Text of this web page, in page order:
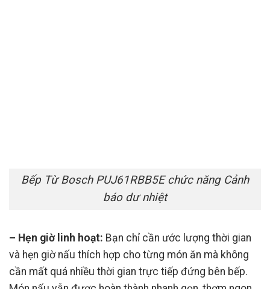
Bếp Từ Bosch PUJ61RBB5E chức năng Cảnh
báo dư nhiệt
– Hẹn giờ linh hoạt: Bạn chỉ cần ước lượng thời gian
và hẹn giờ nấu thích hợp cho từng món ăn mà không
cần mất quá nhiều thời gian trực tiếp đứng bên bếp.